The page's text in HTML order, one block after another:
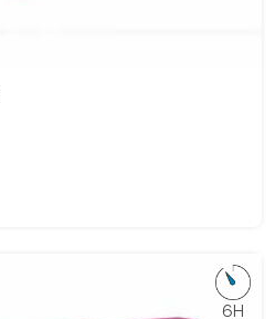
6H